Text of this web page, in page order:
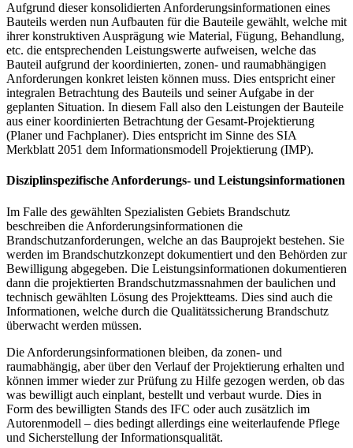
Aufgrund dieser konsolidierten Anforderungsinformationen eines
Bauteils werden nun Aufbauten für die Bauteile gewählt, welche mit
ihrer konstruktiven Ausprägung wie Material, Fügung, Behandlung,
etc. die entsprechenden Leistungswerte aufweisen, welche das
Bauteil aufgrund der koordinierten, zonen- und raumabhängigen
Anforderungen konkret leisten können muss. Dies entspricht einer
integralen Betrachtung des Bauteils und seiner Aufgabe in der
geplanten Situation. In diesem Fall also den Leistungen der Bauteile
aus einer koordinierten Betrachtung der Gesamt-Projektierung
(Planer und Fachplaner). Dies entspricht im Sinne des SIA
Merkblatt 2051 dem Informationsmodell Projektierung (IMP).
Disziplinspezifische Anforderungs- und Leistungsinformationen
Im Falle des gewählten Spezialisten Gebiets Brandschutz
beschreiben die Anforderungsinformationen die
Brandschutzanforderungen, welche an das Bauprojekt bestehen. Sie
werden im Brandschutzkonzept dokumentiert und den Behörden zur
Bewilligung abgegeben. Die Leistungsinformationen dokumentieren
dann die projektierten Brandschutzmassnahmen der baulichen und
technisch gewählten Lösung des Projektteams. Dies sind auch die
Informationen, welche durch die Qualitätssicherung Brandschutz
überwacht werden müssen.
Die Anforderungsinformationen bleiben, da zonen- und
raumabhängig, aber über den Verlauf der Projektierung erhalten und
können immer wieder zur Prüfung zu Hilfe gezogen werden, ob das
was bewilligt auch einplant, bestellt und verbaut wurde. Dies in
Form des bewilligten Stands des IFC oder auch zusätzlich im
Autorenmodell – dies bedingt allerdings eine weiterlaufende Pflege
und Sicherstellung der Informationsqualität.